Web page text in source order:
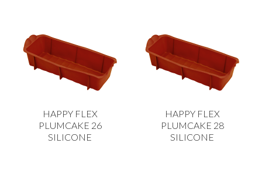
FIORI ARTIFICIALI
FONDUES E PIETRE OLLARI
OGGETTISTICA
HAPPY FLEX
PLUMCAKE 26
SILICONE
HAPPY FLEX
PLUMCAKE 28
SILICONE